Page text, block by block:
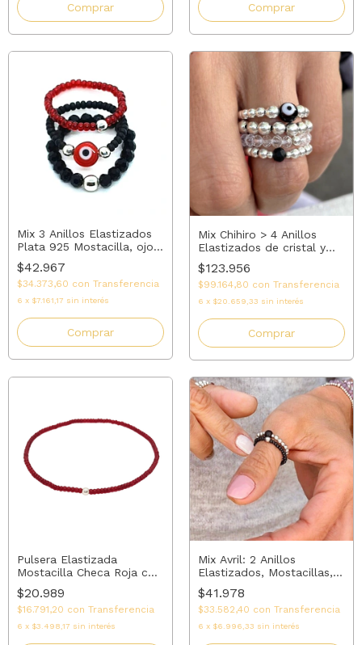
Comprar Comprar
Mix 3 Anillos Elastizados
Plata 925 Mostacilla, ojo
turco rojo y cristal negro |
AMALO
$42.967
$34.373,60 con Transferencia
6 x $7.161,17 sin interés
Comprar
Mix Chihiro > 4 Anillos
Elastizados de cristal y
plata 925 | AMALO
$123.956
$99.164,80 con Transferencia
6 x $20.659,33 sin interés
Comprar
Pulsera Elastizada
Mostacilla Checa Roja con
Cuenta de Plata
$20.989
$16.791,20 con Transferencia
6 x $3.498,17 sin interés
Mix Avril: 2 Anillos
Elastizados, Mostacillas,
Plata y Onix
$41.978
$33.582,40 con Transferencia
6 x $6.996,33 sin interés